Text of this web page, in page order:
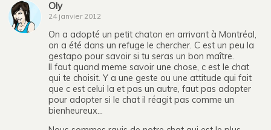
Oly
24 janvier 2012
On a adopté un petit chaton en arrivant à Montréal,
on a été dans un refuge le chercher. C est un peu la
gestapo pour savoir si tu seras un bon maître.
Il faut quand meme savoir une chose, c est le chat
qui te choisit. Y a une geste ou une attitude qui fait
que c est celui la et pas un autre, faut pas adopter
pour adopter si le chat il réagit pas comme un
bienheureux…